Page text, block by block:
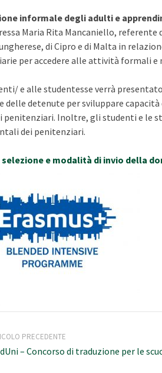
informale degli adulti e
Maria Rita Mancaniello,
di Cipro e di Malta in
per accedere alle attività formali
e alle studentesse verrà
delle detenute per sviluppare
penitenziari. Inoltre, gli studenti e le
dei penitenziari.
selezione e modalità di invio della
PRECEDENTE
– Concorso di traduzione per le